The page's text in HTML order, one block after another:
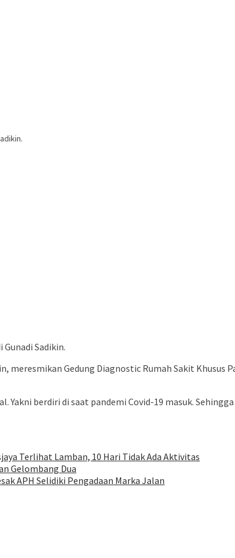
Sadikin.
meresmikan Gedung Diagnostic Rumah Sakit Khusus
Yakni berdiri di saat pandemi Covid-19 masuk.
Terlihat Lamban, 10 Hari Tidak Ada Aktivitas
Gelombang Dua
APH Selidiki Pengadaan Marka Jalan